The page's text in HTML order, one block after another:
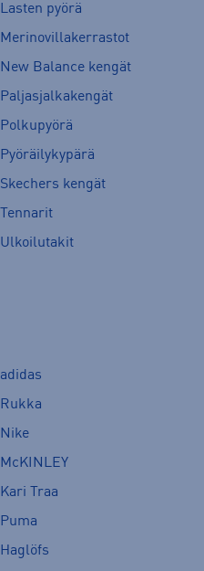
Lasten pyörä
Merinovillakerrastot
New Balance kengät
Paljasjalkakengät
Polkupyörä
Pyöräilykypärä
Skechers kengät
Tennarit
Ulkoilutakit
adidas
Rukka
Nike
McKINLEY
Kari Traa
Puma
Haglöfs